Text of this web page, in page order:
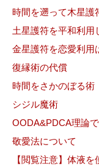
時間を遡って木星護
土星護符を平和利用
金星護符を恋愛利用
復縁術の代償
時間をさかのぼる術
シジル魔術
OODA&PDCA理論
敬愛法について
【閲覧注意】体液